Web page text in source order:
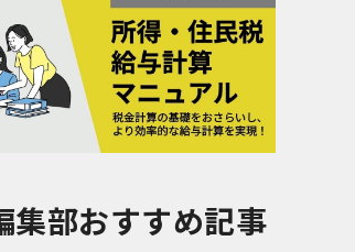
集部おすすめ記事